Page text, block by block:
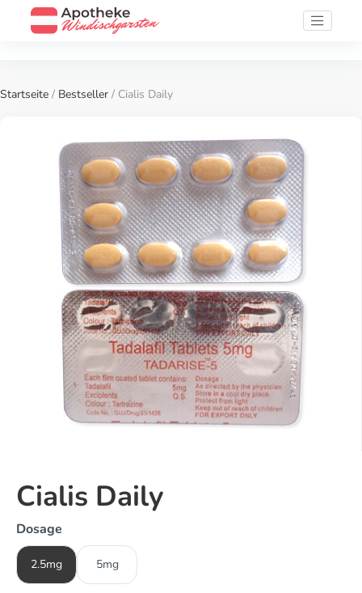
Startseite / Bestseller / Cialis Daily
Cialis Daily
Dosage
2.5mg 5mg